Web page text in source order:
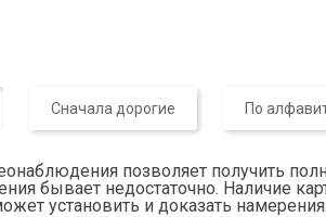
Сначала дорогие По
позволяет получить
бывает недостаточно. Наличие
установить и доказать